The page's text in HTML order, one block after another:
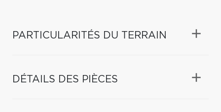
PARTICULARITÉS DU TERRAIN
DÉTAILS DES PIÈCES